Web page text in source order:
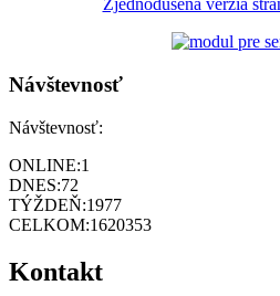
Zjednodušená verzia
Návštevnosť
Návštevnosť:
ONLINE:1
DNES:72
TÝŽDEŇ:1977
CELKOM:1620353
Kontakt